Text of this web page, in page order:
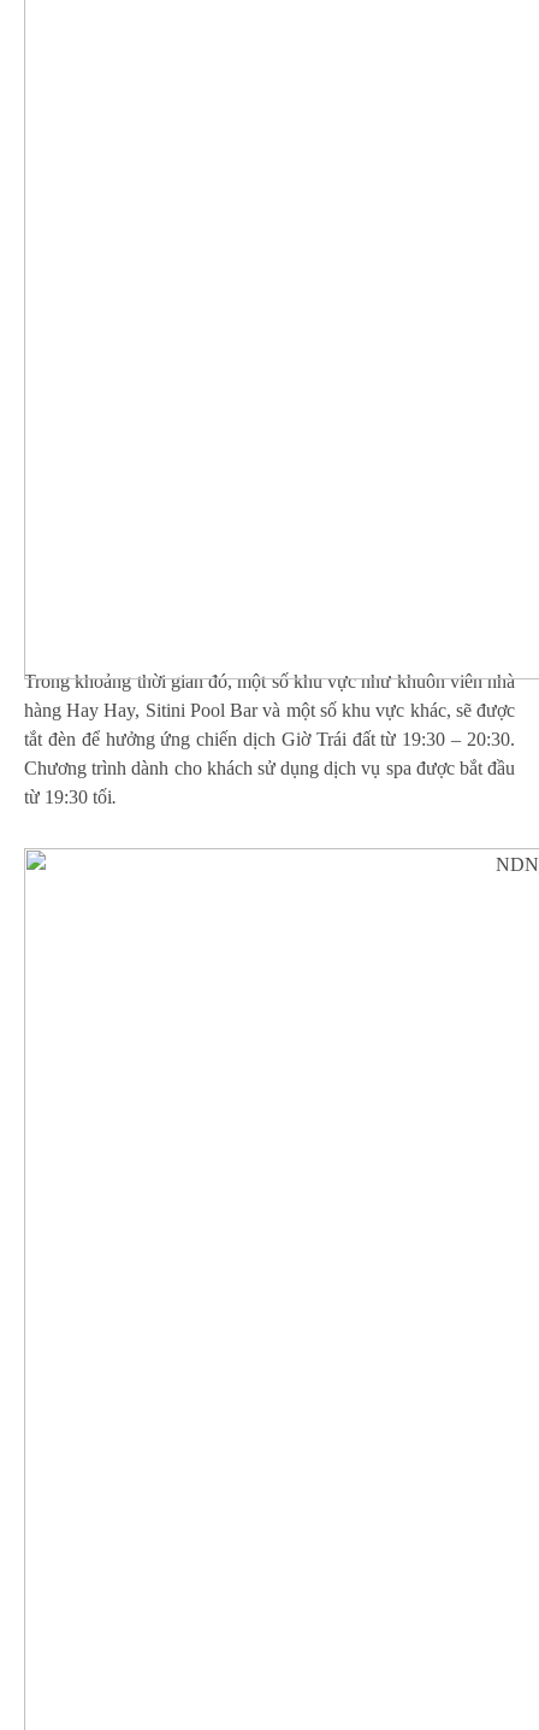
Trong khoảng thời gian đó, một số khu vực như khuôn viên nhà
hàng Hay Hay, Sitini Pool Bar và một số khu vực khác, sẽ được
tắt đèn để hưởng ứng chiến dịch Giờ Trái đất từ 19:30 – 20:30.
Chương trình dành cho khách sử dụng dịch vụ spa được bắt đầu
từ 19:30 tối.